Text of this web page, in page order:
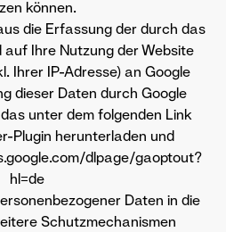
können.
die Erfassung der durch das
Ihre Nutzung der Website
Ihrer IP-Adresse) an Google
dieser Daten durch Google
unter dem folgenden Link
Plugin herunterladen und
dlpage/gaoptout?
hl=de
Daten in die
Schutzmechanismen